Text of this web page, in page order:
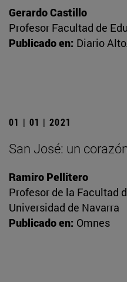
Gerardo Castillo
Profesor Facultad de
Publicado en: Diario
01 | 01 | 2021
San José: un
Ramiro Pellitero
Profesor de la Facultad
Universidad de Navarra
Publicado en: Omnes